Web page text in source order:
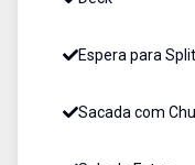
Espera para Split
Sacada com